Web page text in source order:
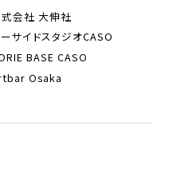
会社 大伸社
サイドスタジオCASO
BASE CASO
Osaka